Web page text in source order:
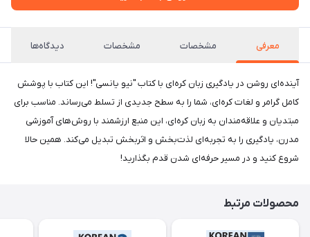
معرفی مشخصات مشخصات دیدگاه‌ها
آینده‌ای روشن در یادگیری زبان کره‌ای با کتاب "نیو یانسی"! این کتاب با پوشش
کامل گرامر و لغات کره‌ای، شما را به سطح جدیدی از تسلط می‌رساند. مناسب برای
مبتدیان و علاقه‌مندان به زبان کره‌ای، این منبع ارزشمند با روش‌های آموزشی
مدرن، یادگیری را به تجربه‌ای لذت‌بخش و اثربخش تبدیل می‌کند. همین حالا
شروع کنید و در مسیر حرفه‌ای شدن قدم بگذارید!
محصولات مرتبط